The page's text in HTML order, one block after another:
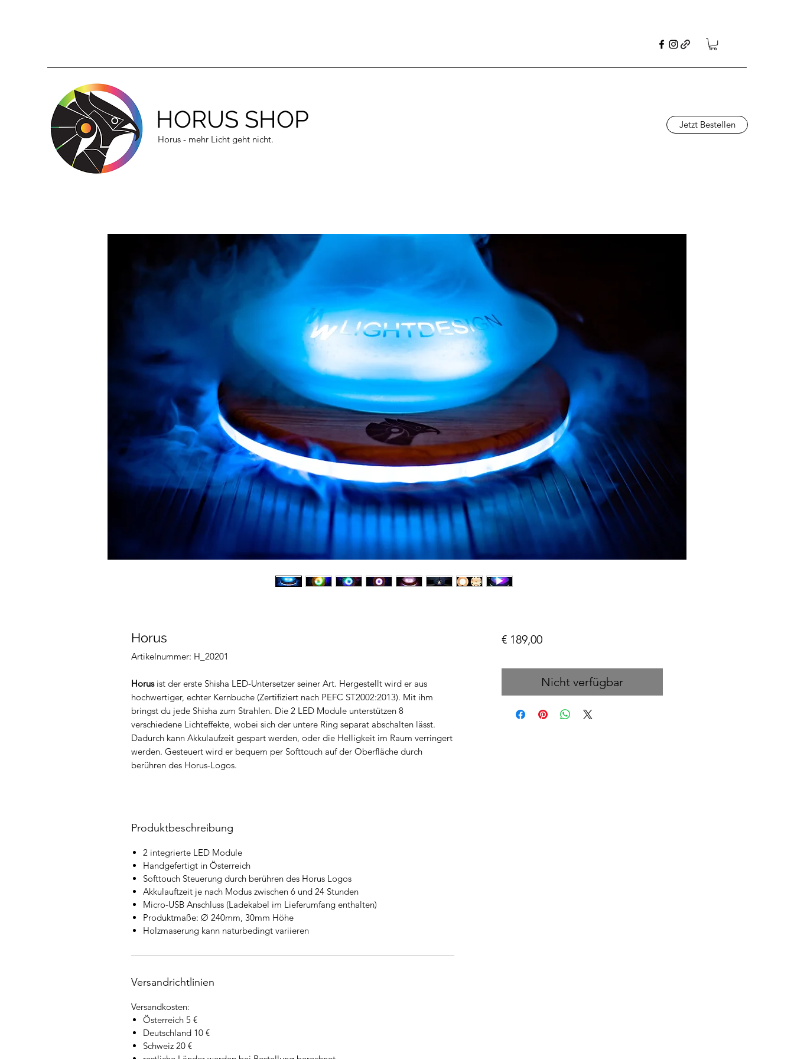
HORUS SHOP
Horus - mehr Licht geht nicht.
Jetzt Bestellen
Horus
Artikelnummer: H_20201
Horusist der erste Shisha LED-Untersetzer seiner Art. Hergestellt wird er aus
hochwertiger, echter Kernbuche (Zertifiziert nach PEFC ST2002:2013). Mit ihm
bringst du jede Shisha zum Strahlen. Die 2 LED Module unterstützen 8
verschiedene Lichteffekte, wobei sich der untere Ring separat abschalten lässt.
Dadurch kann Akkulaufzeit gespart werden, oder die Helligkeit im Raum verringert
werden. Gesteuert wird er bequem per Softtouch auf der Oberfläche durch
berühren des Horus-Logos.
Produktbeschreibung
2 integrierte LED Module
Handgefertigt in Österreich
Softtouch Steuerung durch berühren des Horus Logos
Akkulauftzeit je nach Modus zwischen 6 und 24 Stunden
Micro-USB Anschluss (Ladekabel im Lieferumfang enthalten)
Produktmaße: Ø 240mm, 30mm Höhe
Holzmaserung kann naturbedingt variieren
Versandrichtlinien
Versandkosten:
Österreich 5 €
Deutschland 10 €
Schweiz 20 €
€ 189,00Preis
Nicht verfügbar